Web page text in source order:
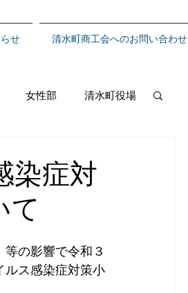
せ 清水町商工会へのお問い合わせ
女性部 清水町役場
染症対
て
の影響で令和３
ルス感染症対策小